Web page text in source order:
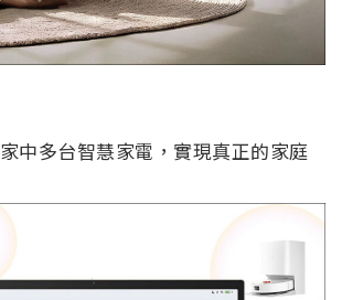
中多台智慧家電，實現真正的家庭